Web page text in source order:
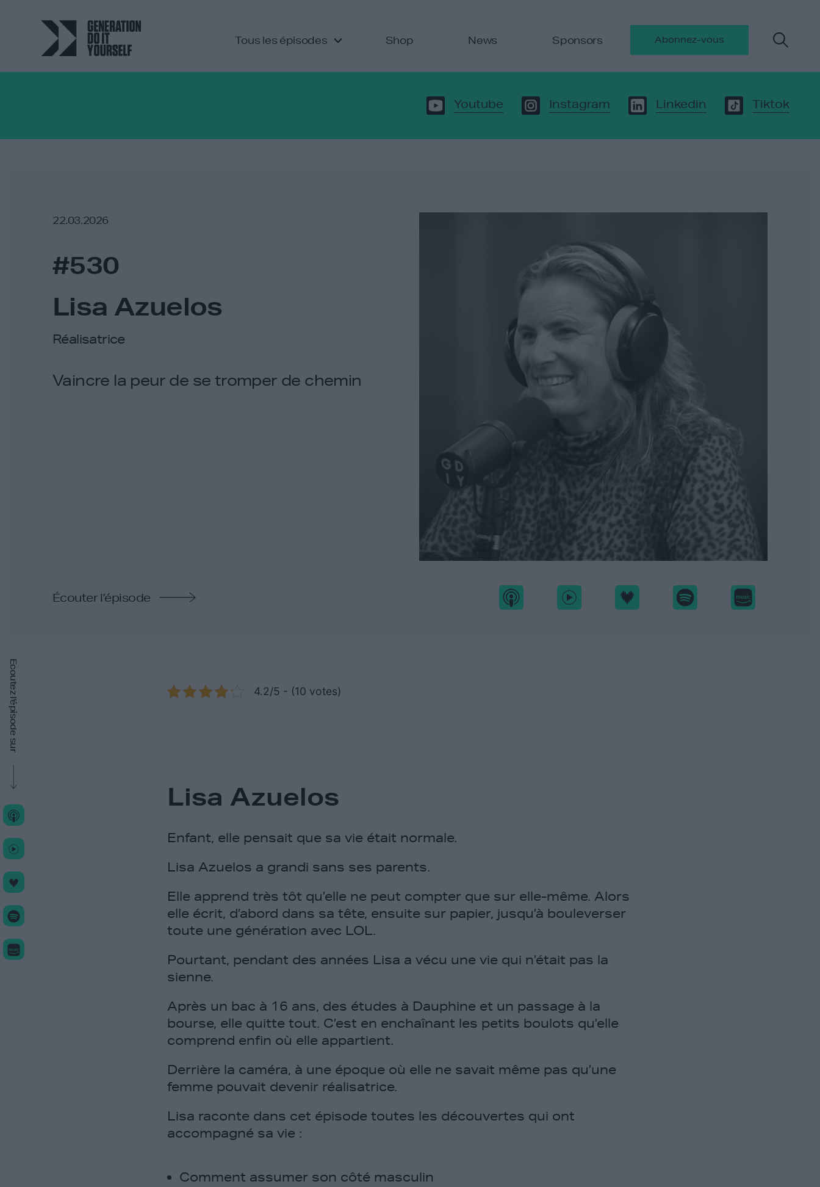
Tous les épisodes Shop News Sponsors Abonnez-vous
Youtube Instagram Linkedin Tiktok
22.03.2026
#530
Lisa Azuelos
Réalisatrice
Vaincre la peur de se tromper de chemin
Écouter l’épisode
Ecoutez l'épisode sur 4.2/5 - (10 votes)
Lisa Azuelos
Enfant, elle pensait que sa vie était normale.
Lisa Azuelos a grandi sans ses parents.
Elle apprend très tôt qu’elle ne peut compter que sur elle-même. Alors
elle écrit, d’abord dans sa tête, ensuite sur papier, jusqu’à bouleverser
toute une génération avec LOL.
Pourtant, pendant des années Lisa a vécu une vie qui n’était pas la
sienne.
Après un bac à 16 ans, des études à Dauphine et un passage à la
bourse, elle quitte tout. C’est en enchaînant les petits boulots qu’elle
comprend enfin où elle appartient.
Derrière la caméra, à une époque où elle ne savait même pas qu’une
femme pouvait devenir réalisatrice.
Lisa raconte dans cet épisode toutes les découvertes qui ont
accompagné sa vie :
Comment assumer son côté masculin